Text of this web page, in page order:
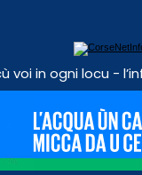
voi in ogni locu -